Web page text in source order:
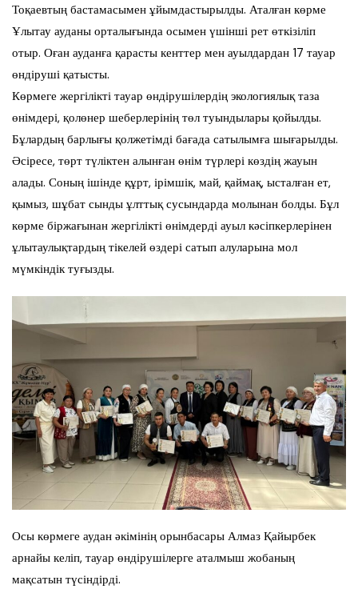
Тоқаевтың бастамасымен ұйымдастырылды. Аталған көрме
Ұлытау ауданы орталығында осымен үшінші рет өткізіліп
отыр. Оған ауданға қарасты кенттер мен ауылдардан 17 тауар
өндіруші қатысты.
Көрмеге жергілікті тауар өндірушілердің экологиялық таза
өнімдері, қолөнер шеберлерінің төл туындылары қойылды.
Бұлардың барлығы қолжетімді бағада сатылымға шығарылды.
Әсіресе, төрт түліктен алынған өнім түрлері көздің жауын
алады. Соның ішінде құрт, ірімшік, май, қаймақ, ысталған ет,
қымыз, шұбат сынды ұлттық сусындарда молынан болды. Бұл
көрме біржағынан жергілікті өнімдерді ауыл кәсіпкерлерінен
ұлытаулықтардың тікелей өздері сатып алуларына мол
мүмкіндік туғызды.
Осы көрмеге аудан әкімінің орынбасары Алмаз Қайырбек
арнайы келіп, тауар өндірушілерге аталмыш жобаның
мақсатын түсіндірді.